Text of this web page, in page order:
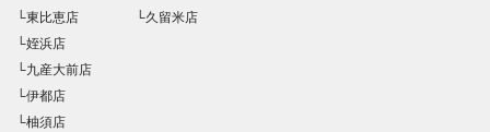
└東比恵店
└姪浜店
└九産大前店
└伊都店
└柚須店
└久留米店